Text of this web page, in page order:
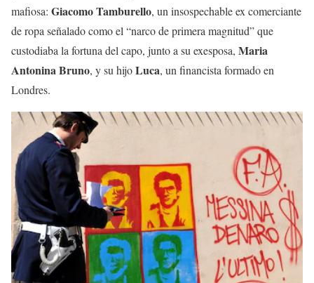
mafiosa: Giacomo Tamburello, un insospechable ex comerciante
de ropa señalado como el “narco de primera magnitud” que
custodiaba la fortuna del capo, junto a su exesposa, Maria
Antonina Bruno, y su hijoLuca, un financista formado en
Londres.